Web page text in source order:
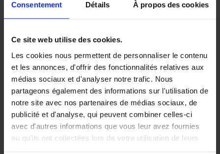
Consentement Détails À propos des cookies
Ce site web utilise des cookies.
Les cookies nous permettent de personnaliser le contenu
et les annonces, d'offrir des fonctionnalités relatives aux
médias sociaux et d'analyser notre trafic. Nous
partageons également des informations sur l'utilisation de
notre site avec nos partenaires de médias sociaux, de
publicité et d'analyse, qui peuvent combiner celles-ci
avec d'autres informations que vous leur avez fournies
ou qu'ils ont collectées lors de votre utilisation de leurs
Building Bonds = Building
Business
Jochen Roef Jozefien De Feyter
Carolien Boom
Couverture souple
2025 200
€29,99